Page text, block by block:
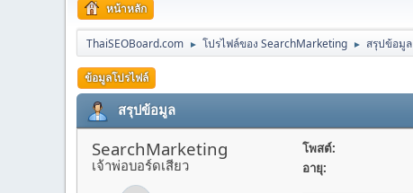
หน้าหลัก
ThaiSEOBoard.com ► โปรไฟล์ของ SearchMarketing ► สรุปข้อมูล
ข้อมูลโปรไฟล์
สรุปข้อมูล
SearchMarketing
เจ้าพ่อบอร์ดเสียว
โพสต์:
อายุ: